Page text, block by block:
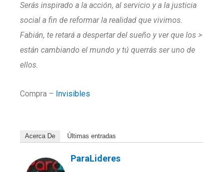
Serás inspirado a la acción, al servicio y a la justicia
social a fin de reformar la realidad que vivimos.
Fabián, te retará a despertar del sueño y ver que los >
están cambiando el mundo y tú querrás ser uno de
ellos.
Compra – Invisibles
Acerca De Últimas entradas
ParaLideres